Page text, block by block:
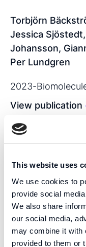
This website uses
We use cookies to
provide social
We also share
our social media,
may combine it with
provided to them or
Torbjörn
Jessica
Johansson,
Per Lundgren
2023-
View publication
KOMPETENS